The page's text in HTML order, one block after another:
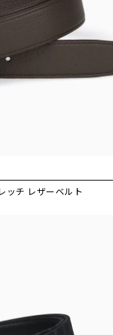
ッチ レザーベルト